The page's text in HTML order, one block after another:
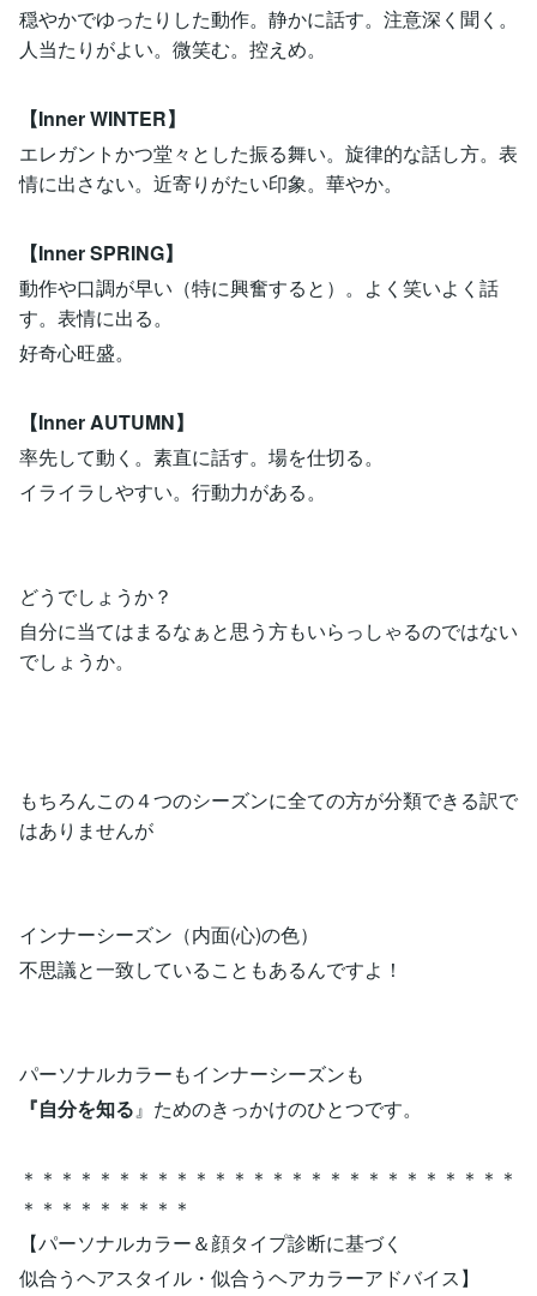
穏やかでゆったりした動作。静かに話す。注意深く聞く。
人当たりがよい。微笑む。控えめ。
【Inner WINTER】
エレガントかつ堂々とした振る舞い。旋律的な話し方。表
情に出さない。近寄りがたい印象。華やか。
【Inner SPRING】
動作や口調が早い（特に興奮すると）。よく笑いよく話
す。表情に出る。
好奇心旺盛。
【Inner AUTUMN】
率先して動く。素直に話す。場を仕切る。
イライラしやすい。行動力がある。
どうでしょうか？
自分に当てはまるなぁと思う方もいらっしゃるのではない
でしょうか。
もちろんこの４つのシーズンに全ての方が分類できる訳で
はありませんが
インナーシーズン（内面(心)の色）
不思議と一致していることもあるんですよ！
パーソナルカラーもインナーシーズンも
『自分を知る』ためのきっかけのひとつです。
＊＊＊＊＊＊＊＊＊＊＊＊＊＊＊＊＊＊＊＊＊＊＊＊＊＊
＊＊＊＊＊＊＊＊＊
【パーソナルカラー＆顔タイプ診断に基づく
似合うヘアスタイル・似合うヘアカラーアドバイス】